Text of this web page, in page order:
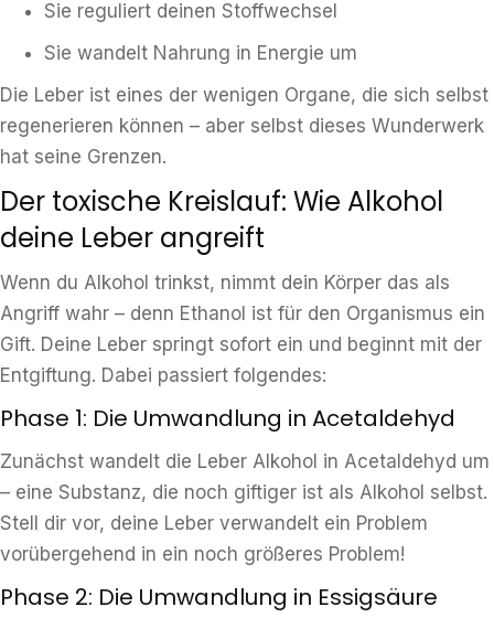
Sie reguliert deinen Stoffwechsel
Sie wandelt Nahrung in Energie um
Die Leber ist eines der wenigen Organe, die sich selbst
regenerieren können – aber selbst dieses Wunderwerk
hat seine Grenzen.
Der toxische Kreislauf: Wie Alkohol
deine Leber angreift
Wenn du Alkohol trinkst, nimmt dein Körper das als
Angriff wahr – denn Ethanol ist für den Organismus ein
Gift. Deine Leber springt sofort ein und beginnt mit der
Entgiftung. Dabei passiert folgendes:
Phase 1: Die Umwandlung in Acetaldehyd
Zunächst wandelt die Leber Alkohol in Acetaldehyd um
– eine Substanz, die noch giftiger ist als Alkohol selbst.
Stell dir vor, deine Leber verwandelt ein Problem
vorübergehend in ein noch größeres Problem!
Phase 2: Die Umwandlung in Essigsäure